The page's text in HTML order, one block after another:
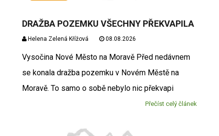
DRAŽBA POZEMKU VŠECHNY PŘEKVAPILA
Helena Zelená Křížová 08.08.2026
Vysočina Nové Město na Moravě Před nedávnem
se konala dražba pozemku v Novém Městě na
Moravě. To samo o sobě nebylo nic překvapi
Přečíst celý článek